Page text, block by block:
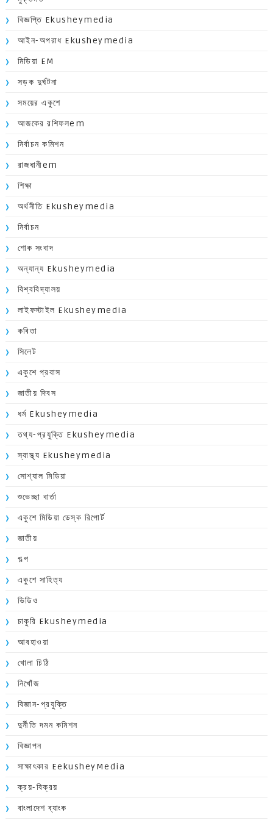
বিজ্ঞপ্তি Ekusheymedia
আইন-অপরাধ Ekusheymedia
মিডিয়া EM
সড়ক দুর্ঘটনা
সময়ের একুশে
আজকের রশিফলem
নির্বাচন কমিশন
রাজধানীem
শিক্ষা
অর্থনীতি Ekusheymedia
নির্বাচন
শোক সংবাদ
অন্যান্য Ekusheymedia
বিশ্ববিদ্যালয়
লাইফস্টাইল Ekusheymedia
কবিতা
সিলেট
একুশে প্রবাস
জাতীয় দিবস
ধর্ম Ekusheymedia
তথ্য-প্রযুক্তি Ekusheymedia
স্বাস্থ্য Ekusheymedia
সোশ্যাল মিডিয়া
শুভেচ্ছা বার্তা
একুশে মিডিয়া ডেস্ক রিপোর্ট
জাতীয়
গল্প
একুশে সাহিত্য
ভিডিও
চাকুরি Ekusheymedia
আবহাওয়া
খোলা চিঠি
নিখোঁজ
বিজ্ঞান-প্রযুক্তি
দুর্নীতি দমন কমিশন
বিজ্ঞাপন
সাক্ষাৎকার EekusheyMedia
ক্রয়-বিক্রয়
বাংলাদেশ ব্যাংক